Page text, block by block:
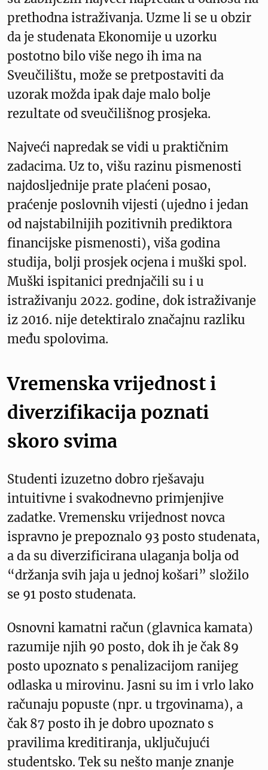
prethodna istraživanja. Uzme li se u obzir
da je studenata Ekonomije u uzorku
postotno bilo više nego ih ima na
Sveučilištu, može se pretpostaviti da
uzorak možda ipak daje malo bolje
rezultate od sveučilišnog prosjeka.
Najveći napredak se vidi u praktičnim
zadacima. Uz to, višu razinu pismenosti
najdosljednije prate plaćeni posao,
praćenje poslovnih vijesti (ujedno i jedan
od najstabilnijih pozitivnih prediktora
financijske pismenosti), viša godina
studija, bolji prosjek ocjena i muški spol.
Muški ispitanici prednjačili su i u
istraživanju 2022. godine, dok istraživanje
iz 2016. nije detektiralo značajnu razliku
među spolovima.
Vremenska vrijednost i
diverzifikacija poznati
skoro svima
Studenti izuzetno dobro rješavaju
intuitivne i svakodnevno primjenjive
zadatke. Vremensku vrijednost novca
ispravno je prepoznalo 93 posto studenata,
a da su diverzificirana ulaganja bolja od
“držanja svih jaja u jednoj košari” složilo
se 91 posto studenata.
Osnovni kamatni račun (glavnica kamata)
razumije njih 90 posto, dok ih je čak 89
posto upoznato s penalizacijom ranijeg
odlaska u mirovinu. Jasni su im i vrlo lako
računaju popuste (npr. u trgovinama), a
čak 87 posto ih je dobro upoznato s
pravilima kreditiranja, uključujući
studentsko. Tek su nešto manje znanje